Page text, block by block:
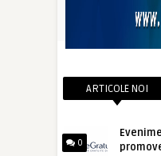
ARTICOLE NOI
0